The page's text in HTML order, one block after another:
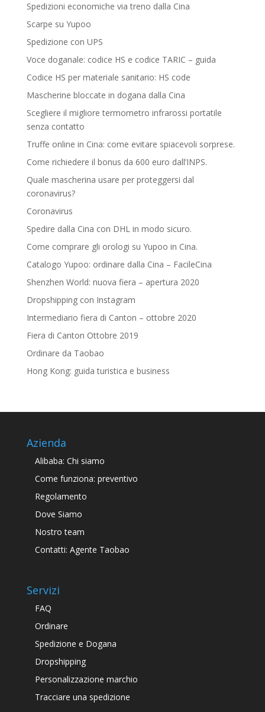
Spedizioni economiche via treno dalla Cina
Scarpe su Yupoo
Spedizione con UPS
Voce doganale: codice HS e codice TARIC – guida
Codice HS per materiale sanitario: HS code
Mascherine bloccate in dogana dalla Cina
Scegliere il migliore termometro infrarossi portatile
senza contatto
Truffe online in Cina: come evitare spiacevoli sorprese.
Come richiedere il bonus da 600 euro dall’INPS.
Quale mascherina usare per proteggersi dal
coronavirus?
Coronavirus
Spedire dalla Cina con DHL in modo sicuro.
Come comprare gli orologi su Yupoo in Cina.
Catalogo Yupoo: ordinare dalla Cina – FacileCina
Shenzhen World: nuova fiera – apertura 2020
Dropshipping con Instagram
Intermediario fiera di Canton – ottobre 2020
Fiera di Canton Ottobre 2019
Ordinare da Taobao
Hong Kong: guida turistica e business
Azienda
Alibaba: Chi siamo
Come funziona: preventivo
Regolamento
Dove Siamo
Nostro team
Contatti: Agente Taobao
Servizi
FAQ
Ordinare
Spedizione e Dogana
Dropshipping
Personalizzazione marchio
Tracciare una spedizione